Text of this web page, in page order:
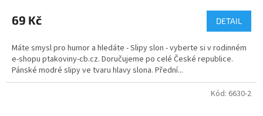
produktu
je
z
5
hvězdiček.
69 Kč DETAIL
Máte smysl pro humor a hledáte - Slipy slon - vyberte si v rodinném
e-shopu ptakoviny-cb.cz. Doručujeme po celé České republice.
Pánské modré slipy ve tvaru hlavy slona. Přední...
Kód: 6630-2